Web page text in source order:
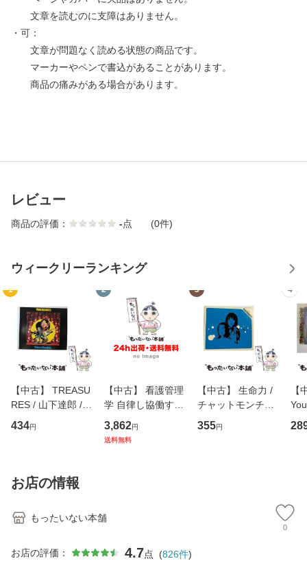
文章を読むのに支障はありません。
・可：
文章が問題なく読める状態の商品です。
マーカーやペンで書込があることがあります。
商品の痛みがある場合があります。
レビュー
商品の評価： -点 (0件)
ウィークリーランキング
1
【中古】 TREASU
RES / 山下達郎 /
イーストウエス
ト・ジャパン [CD]
434円
2
【中古】 看護管理
学 自律し協働する
専門職の看護マネ
ジメントスキル 改
3,862円
送料無料
3
【中古】 生命力 /
チャットモンチー /
キューンレコード
[CD]【メール便送
355円
4
【
のが
お店の情報
もったいない本舗
0
お店の評価： 4.7点 (826件)